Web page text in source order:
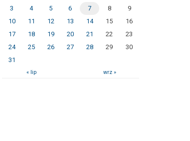
3
4 5 6 7 8
9
10
11 12 13 14 15
16
17
18 19 20 21 22
23
24
25 26 27 28 29
30
31
« lip wrz »